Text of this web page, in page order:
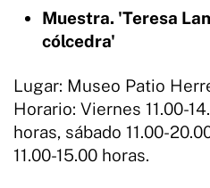
Muestra. 'Teresa
cólcedra'
Lugar: Museo Patio
Horario: Viernes 11.00-
horas, sábado 11.00-
11.00-15.00 horas.